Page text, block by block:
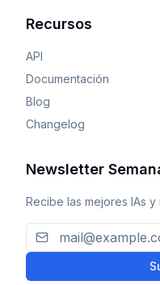
Recursos
API
Documentación
Blog
Changelog
Newsletter
Recibe las mejores IAs